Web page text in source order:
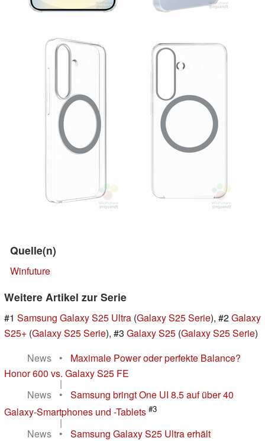
Quelle(n)
Winfuture
Weitere Artikel zur Serie
#1 Samsung Galaxy S25 Ultra (Galaxy S25 Serie), #2Galaxy
S25+ (Galaxy S25 Serie), #3 Galaxy S25 (Galaxy S25 Serie)
News
•
Maximale Power oder perfekte Balance?
Honor 600 vs. Galaxy S25 FE
|
News
•
Samsung bringt One UI 8.5 auf über 40
Galaxy-Smartphones und -Tablets #3
|
News
•
Samsung Galaxy S25 Ultra erhält